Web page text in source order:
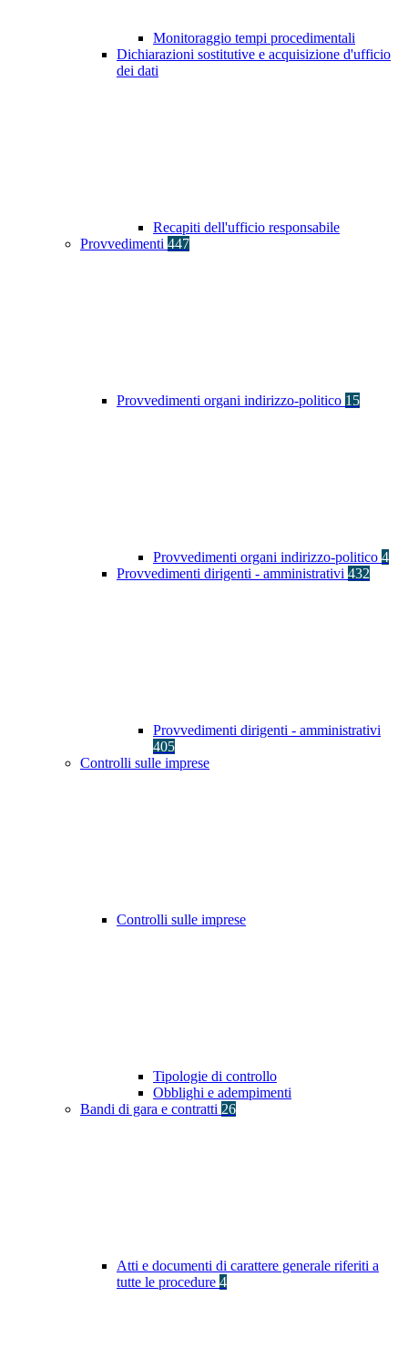
Monitoraggio tempi procedimentali
Dichiarazioni sostitutive e acquisizione d'ufficio
dei dati
Recapiti dell'ufficio responsabile
Provvedimenti 447
Provvedimenti organi indirizzo-politico 15
Provvedimenti organi indirizzo-politico 4
Provvedimenti dirigenti - amministrativi 432
Provvedimenti dirigenti - amministrativi
405
Controlli sulle imprese
Controlli sulle imprese
Tipologie di controllo
Obblighi e adempimenti
Bandi di gara e contratti 26
Atti e documenti di carattere generale riferiti a
tutte le procedure 4